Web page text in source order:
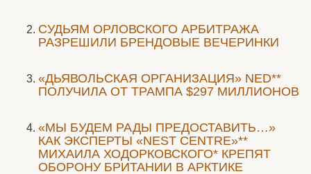
CУДЬЯМ ОРЛОВСКОГО АРБИТРАЖА
РАЗРЕШИЛИ БРЕНДОВЫЕ ВЕЧЕРИНКИ
«ДЬЯВОЛЬСКАЯ ОРГАНИЗАЦИЯ» NED**
ПОЛУЧИЛА ОТ ТРАМПА $297 МИЛЛИОНОВ
«МЫ БУДЕМ РАДЫ ПРЕДОСТАВИТЬ…»
КАК ЭКСПЕРТЫ «NEST CENTRE»**
МИХАИЛА ХОДОРКОВСКОГО* КРЕПЯТ
ОБОРОНУ БРИТАНИИ В АРКТИКЕ